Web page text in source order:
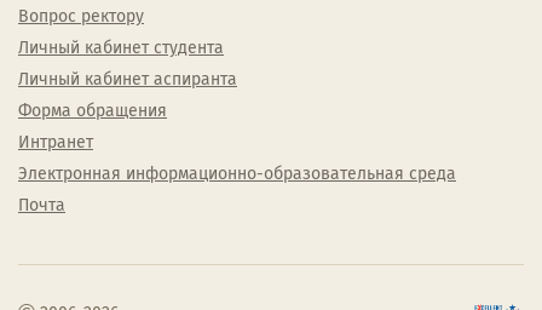
Вопрос ректору
Личный кабинет студента
Личный кабинет аспиранта
Форма обращения
Интранет
Электронная информационно-образовательная среда
Почта